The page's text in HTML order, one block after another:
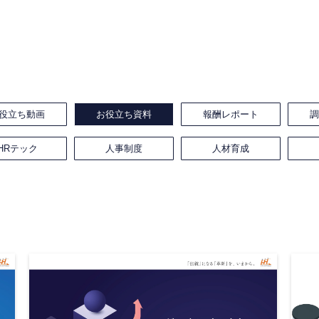
立ち動画 お役立ち資料 報酬レポート
テック 人事制度 人材育成